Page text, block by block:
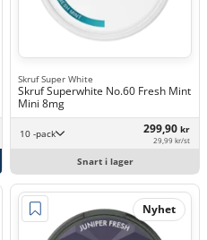
Skruf Super White
Skruf Superwhite No.60 Fresh Mint
Mini 8mg
10 -pack 299,90 kr
29,99 kr/st
Snart i lager
Nyhet